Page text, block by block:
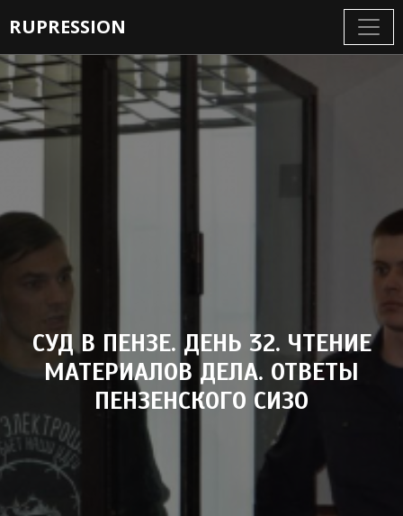
RUPRESSION
СУД В ПЕНЗЕ. ДЕНЬ 32. ЧТЕНИЕ
МАТЕРИАЛОВ ДЕЛА. ОТВЕТЫ
ПЕНЗЕНСКОГО СИЗО